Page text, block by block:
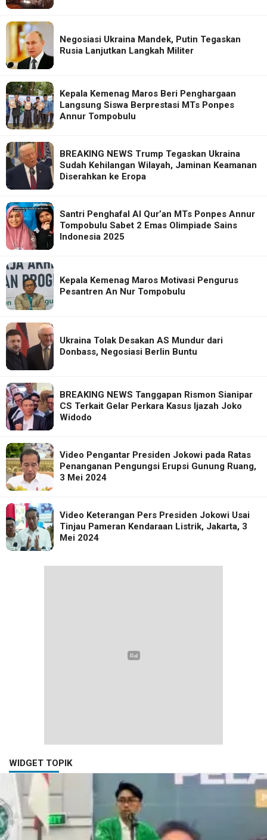
Negosiasi Ukraina Mandek, Putin Tegaskan
Rusia Lanjutkan Langkah Militer
Kepala Kemenag Maros Beri Penghargaan
Langsung Siswa Berprestasi MTs Ponpes
Annur Tompobulu
BREAKING NEWS Trump Tegaskan Ukraina
Sudah Kehilangan Wilayah, Jaminan Keamanan
Diserahkan ke Eropa
Santri Penghafal Al Qur’an MTs Ponpes Annur
Tompobulu Sabet 2 Emas Olimpiade Sains
Indonesia 2025
Kepala Kemenag Maros Motivasi Pengurus
Pesantren An Nur Tompobulu
Ukraina Tolak Desakan AS Mundur dari
Donbass, Negosiasi Berlin Buntu
BREAKING NEWS Tanggapan Rismon Sianipar
CS Terkait Gelar Perkara Kasus Ijazah Joko
Widodo
Video Pengantar Presiden Jokowi pada Ratas
Penanganan Pengungsi Erupsi Gunung Ruang,
3 Mei 2024
Video Keterangan Pers Presiden Jokowi Usai
Tinjau Pameran Kendaraan Listrik, Jakarta, 3
Mei 2024
WIDGET TOPIK